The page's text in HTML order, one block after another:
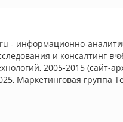
- информационно-
и консалтинг в
2005-2015 (сайт-
Маркетинговая группа